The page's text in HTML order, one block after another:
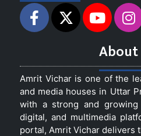
About
Amrit Vichar is one of the
and media houses in Uttar
with a strong and
digital, and multimedia
portal, Amrit Vichar delivers